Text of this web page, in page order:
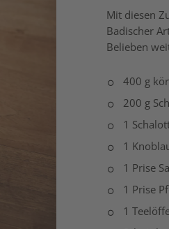
Mit diesen
Badischer
Belieben
400 g
200 g
1
1
1 Prise
1 Prise
1